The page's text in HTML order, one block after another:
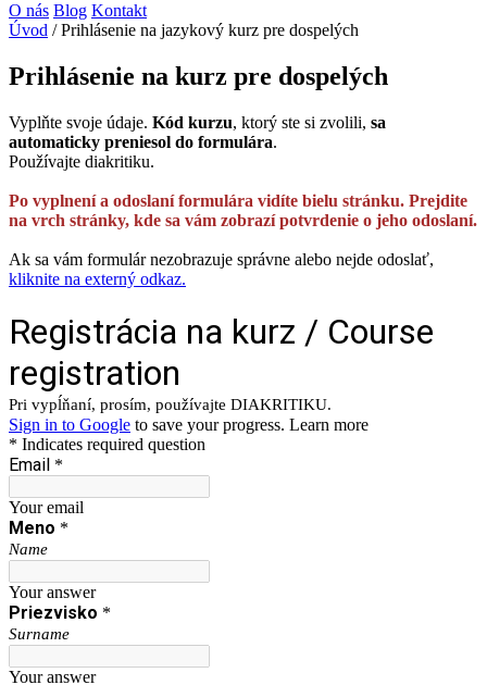
O nás Blog Kontakt
Úvod /Prihlásenie na jazykový kurz pre dospelých
Prihlásenie na kurz pre dospelých
Vyplňte svoje údaje. Kód kurzu, ktorý ste si zvolili, sa
automaticky preniesol do formulára.
Používajte diakritiku.
Po vyplnení a odoslaní formulára vidíte bielu stránku. Prejdite
na vrch stránky, kde sa vám zobrazí potvrdenie o jeho odoslaní.
Ak sa vám formulár nezobrazuje správne alebo nejde odoslať,
kliknite na externý odkaz.